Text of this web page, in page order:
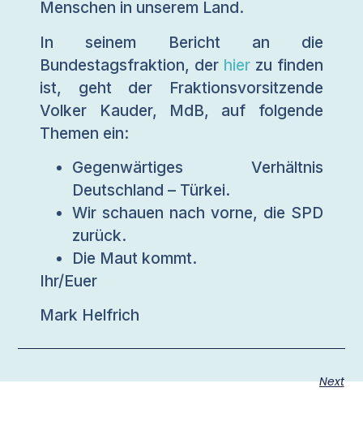
Menschen in unserem Land.
In seinem Bericht an die
Bundestagsfraktion, der hier zu finden
ist, geht der Fraktionsvorsitzende
Volker Kauder, MdB, auf folgende
Themen ein:
Gegenwärtiges Verhältnis
Deutschland – Türkei.
Wir schauen nach vorne, die SPD
zurück.
Die Maut kommt.
Ihr/Euer
Mark Helfrich
Next